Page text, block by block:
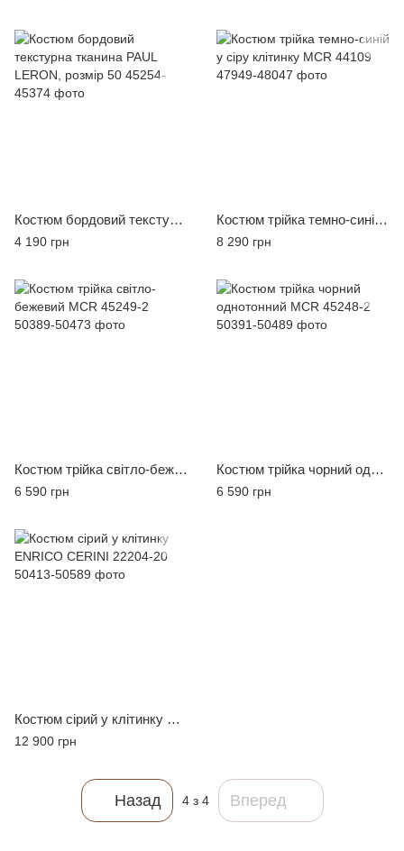
Костюм бордовий текстурна тканина PAUL LERON, розмір 50
4 190 грн
Костюм трійка темно-синій у сіру клітинку MCR 44109
8 290 грн
Костюм трійка світло-бежевий MCR 45249-2
6 590 грн
Костюм трійка чорний однотонний MCR 45248-2
6 590 грн
Костюм сірий у клітинку ENRICO CERINI 22204-20
12 900 грн
Назад 4з 4 Вперед